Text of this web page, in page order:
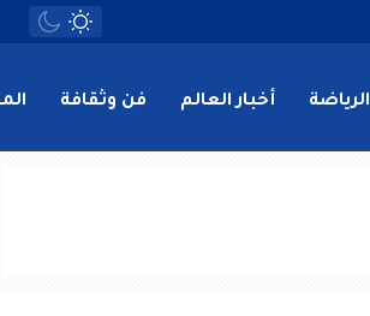
الرياضة أخبار العالم فن وثقافة